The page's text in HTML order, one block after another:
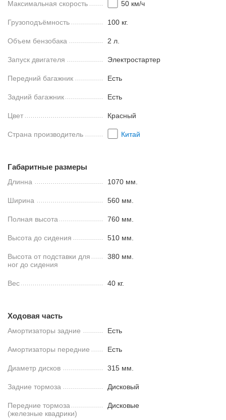
Максимальная скорость 50 км/ч
Грузоподъёмность 100 кг.
Объем бензобака 2 л.
Запуск двигателя Электростартер
Передний багажник Есть
Задний багажник Есть
Цвет Красный
Страна производитель Китай
Габаритные размеры
Длинна 1070 мм.
Ширина 560 мм.
Полная высота 760 мм.
Высота до сидения 510 мм.
Высота от подставки для
ног до сидения
380 мм.
Вес 40 кг.
Ходовая часть
Амортизаторы задние Есть
Амортизаторы передние Есть
Диаметр дисков 315 мм.
Задние тормоза Дисковый
Передние тормоза
(железные квадрики)
Дисковые